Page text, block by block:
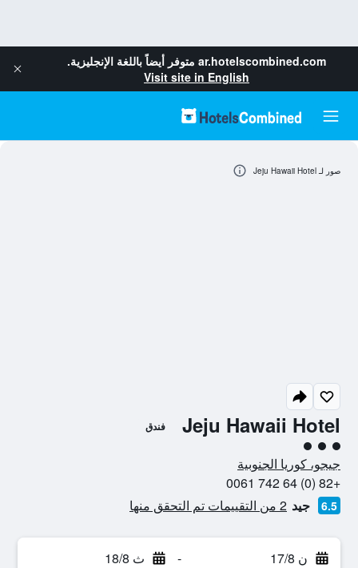
ar.hotelscombined.com متوفر أيضاً باللغة الإنجليزية.
Visit site in English
Jeju Hawaii Hotel فندق
تقييم فئة 3
جيجو، كوريا الجنوبية
+82 (0) 64 742 0061
6.5 جيد 2 من التقييمات تم التحقق منها
ن 17/8 - ث 18/8
صور لـ Jeju Hawaii Hotel